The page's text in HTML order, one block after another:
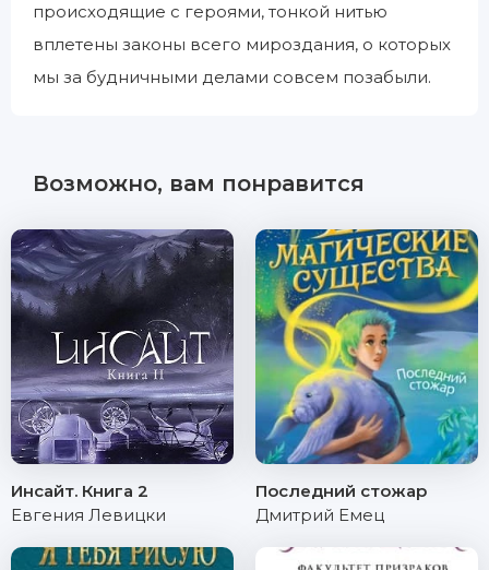
происходящие с героями, тонкой нитью
вплетены законы всего мироздания, о которых
мы за будничными делами совсем позабыли.
Возможно, вам понравится
Инсайт. Книга 2
Евгения Левицки
Последний стожар
Дмитрий Емец